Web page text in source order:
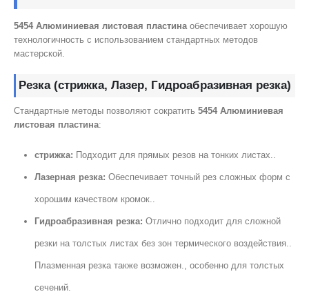
5454 Алюминиевая листовая пластинаобеспечивает хорошую
технологичность с использованием стандартных методов
мастерской.
Резка (стрижка, Лазер, Гидроабразивная резка)
Стандартные методы позволяют сократить 5454 Алюминиевая
листовая пластина:
стрижка: Подходит для прямых резов на тонких листах..
Лазерная резка: Обеспечивает точный рез сложных форм с
хорошим качеством кромок..
Гидроабразивная резка: Отлично подходит для сложной
резки на толстых листах без зон термического воздействия..
Плазменная резка также возможен., особенно для толстых
сечений.